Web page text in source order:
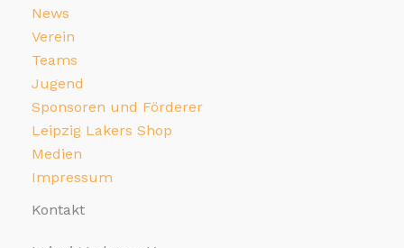
News
Verein
Teams
Jugend
Sponsoren und Förderer
Leipzig Lakers Shop
Medien
Impressum
Kontakt